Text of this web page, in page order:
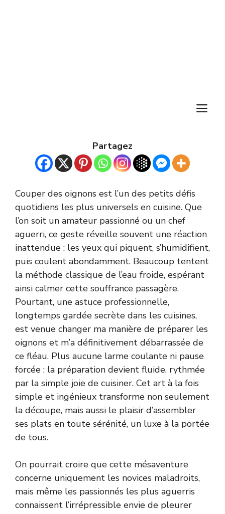
Partagez
Couper des oignons est l’un des petits défis
quotidiens les plus universels en cuisine. Que
l’on soit un amateur passionné ou un chef
aguerri, ce geste réveille souvent une réaction
inattendue : les yeux qui piquent, s’humidifient,
puis coulent abondamment. Beaucoup tentent
la méthode classique de l’eau froide, espérant
ainsi calmer cette souffrance passagère.
Pourtant, une astuce professionnelle,
longtemps gardée secrète dans les cuisines,
est venue changer ma manière de préparer les
oignons et m’a définitivement débarrassée de
ce fléau. Plus aucune larme coulante ni pause
forcée : la préparation devient fluide, rythmée
par la simple joie de cuisiner. Cet art à la fois
simple et ingénieux transforme non seulement
la découpe, mais aussi le plaisir d’assembler
ses plats en toute sérénité, un luxe à la portée
de tous.
On pourrait croire que cette mésaventure
concerne uniquement les novices maladroits,
mais même les passionnés les plus aguerris
connaissent l’irrépressible envie de pleurer